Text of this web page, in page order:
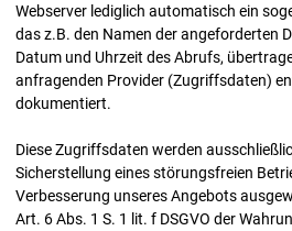
Webserver lediglich automatisch ein
das z.B. den Namen der angeforderten
Datum und Uhrzeit des Abrufs,
anfragenden Provider (Zugriffsdaten)
dokumentiert.
Diese Zugriffsdaten werden
Sicherstellung eines störungsfreien
Verbesserung unseres Angebots
Art. 6 Abs. 1 S. 1 lit. f DSGVO der